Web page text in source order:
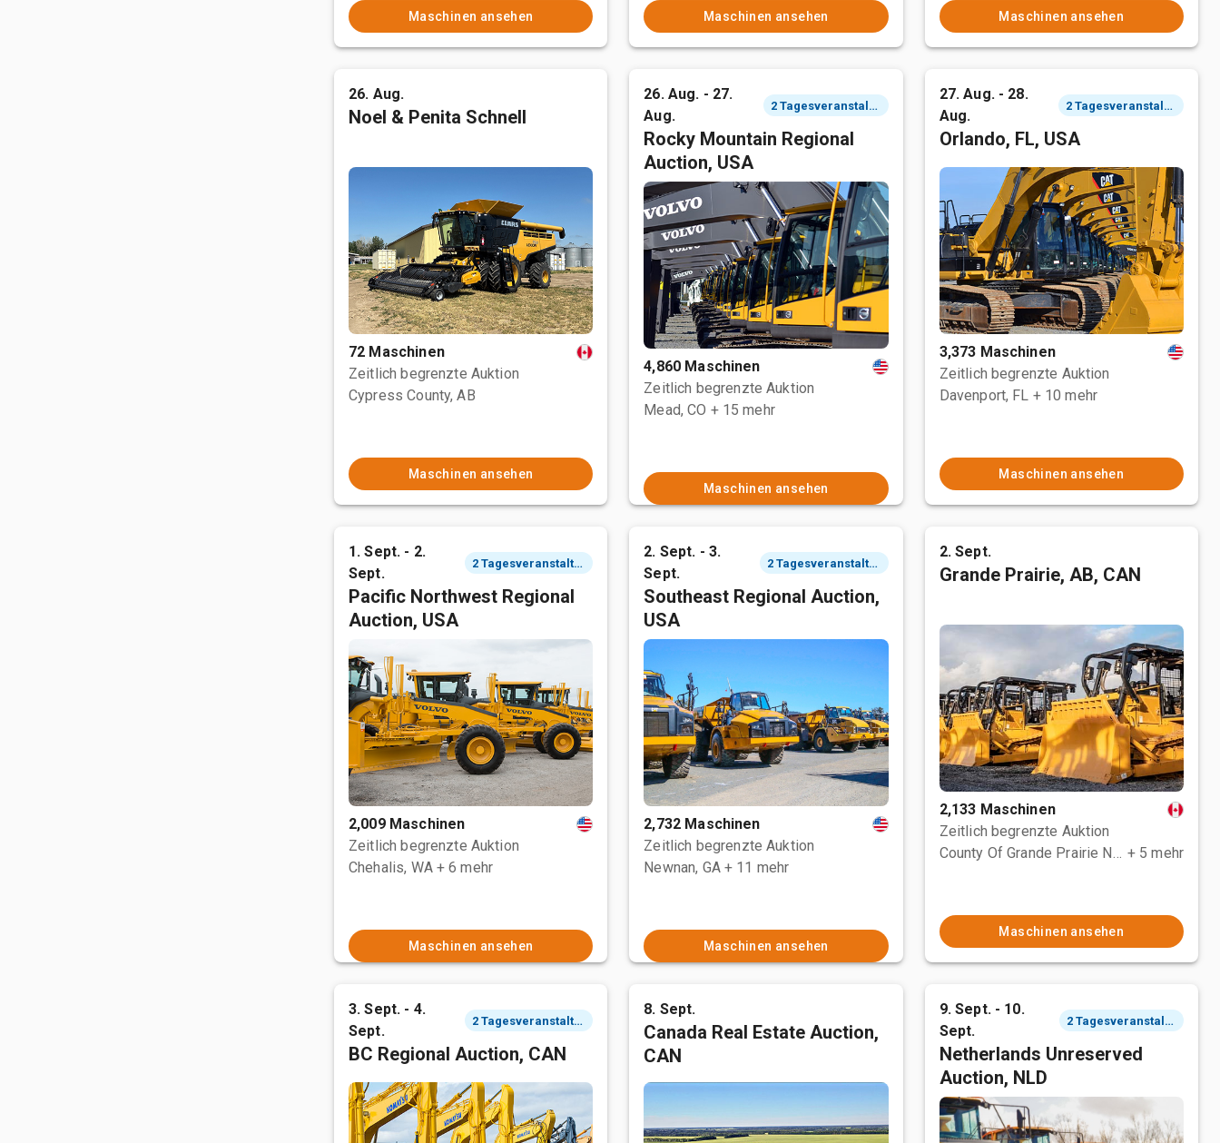
Maschinen ansehen Maschinen ansehen Maschinen ansehen
26. Aug.
Noel & Penita Schnell
72 Maschinen
Zeitlich begrenzte Auktion
Cypress County, AB
Maschinen ansehen
26. Aug. - 27.
Aug.
2 Tagesveranstaltung
Rocky Mountain Regional
Auction, USA
4,860 Maschinen
Zeitlich begrenzte Auktion
Mead, CO + 15 mehr
Maschinen ansehen
27. Aug. - 28.
Aug.
2 Tagesveranstaltung
Orlando, FL, USA
3,373 Maschinen
Zeitlich begrenzte Auktion
Davenport, FL + 10 mehr
Maschinen ansehen
1. Sept. - 2.
Sept.
2 Tagesveranstaltung
Pacific Northwest Regional
Auction, USA
2,009 Maschinen
Zeitlich begrenzte Auktion
Chehalis, WA + 6 mehr
Maschinen ansehen
2. Sept. - 3.
Sept.
2 Tagesveranstaltung
Southeast Regional Auction,
USA
2,732 Maschinen
Zeitlich begrenzte Auktion
Newnan, GA + 11 mehr
Maschinen ansehen
2. Sept.
Grande Prairie, AB, CAN
2,133 Maschinen
Zeitlich begrenzte Auktion
County Of Grande Prairie No. 1, AB + 5 mehr
Maschinen ansehen
3. Sept. - 4.
Sept.
2 Tagesveranstaltung
BC Regional Auction, CAN
8. Sept.
Canada Real Estate Auction,
CAN
9. Sept. - 10.
Sept.
2 Tagesveranstaltung
Netherlands Unreserved
Auction, NLD